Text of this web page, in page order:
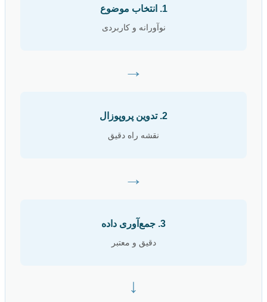
1. انتخاب موضوع
نوآورانه و کاربردی
→
2. تدوین پروپوزال
نقشه راه دقیق
→
3. جمع‌آوری داده
دقیق و معتبر
↓